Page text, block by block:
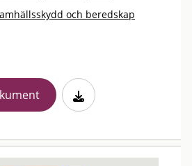
och beredskap